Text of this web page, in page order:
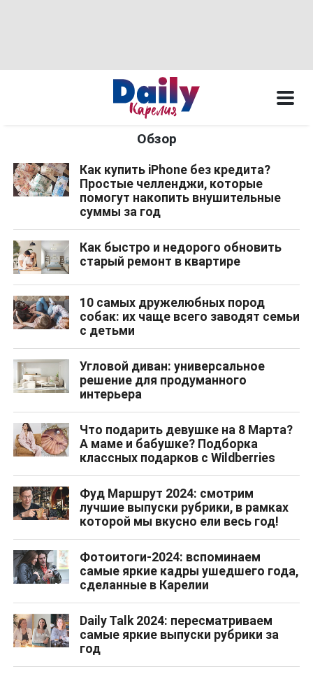
Обзор
Как купить iPhone без кредита?
Простые челленджи, которые
помогут накопить внушительные
суммы за год
Как быстро и недорого обновить
старый ремонт в квартире
10 самых дружелюбных пород
собак: их чаще всего заводят семьи
с детьми
Угловой диван: универсальное
решение для продуманного
интерьера
Что подарить девушке на 8 Марта?
А маме и бабушке? Подборка
классных подарков с Wildberries
Фуд Маршрут 2024: смотрим
лучшие выпуски рубрики, в рамках
которой мы вкусно ели весь год!
Фотоитоги-2024: вспоминаем
самые яркие кадры ушедшего года,
сделанные в Карелии
Daily Talk 2024: пересматриваем
самые яркие выпуски рубрики за
год